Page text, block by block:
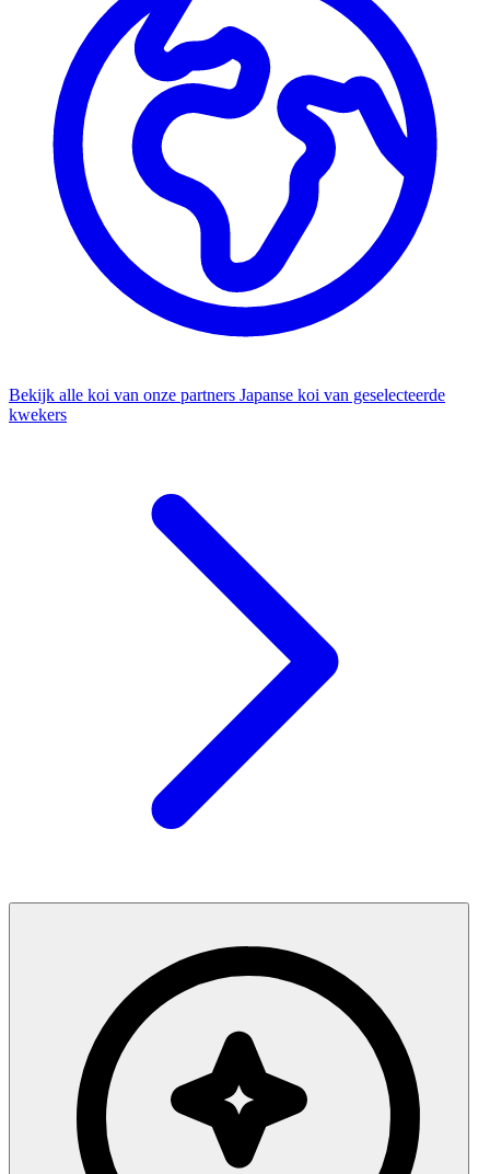
Bekijk alle koi van onze partners Japanse koi van geselecteerde
kwekers